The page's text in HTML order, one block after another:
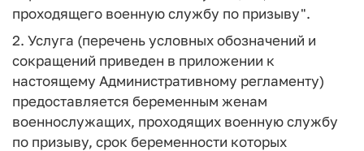
проходящего военную службу по призыву".
2. Услуга (перечень условных обозначений и
сокращений приведен в приложении к
настоящему Административному регламенту)
предоставляется беременным женам
военнослужащих, проходящих военную службу
по призыву, срок беременности которых